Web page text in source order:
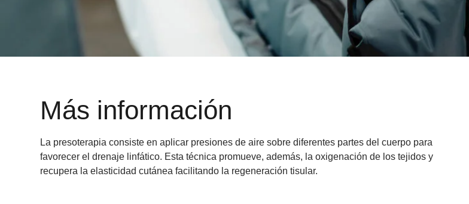
Más información
La presoterapia consiste en aplicar presiones de aire sobre diferentes partes del cuerpo para
favorecer el drenaje linfático. Esta técnica promueve, además, la oxigenación de los tejidos y
recupera la elasticidad cutánea facilitando la regeneración tisular.